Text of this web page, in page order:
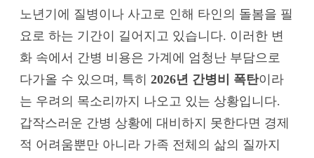
노년기에 질병이나 사고로 인해 타인의 돌봄을 필
요로 하는 기간이 길어지고 있습니다. 이러한 변
화 속에서 간병 비용은 가계에 엄청난 부담으로
다가올 수 있으며, 특히 2026년 간병비 폭탄이라
는 우려의 목소리까지 나오고 있는 상황입니다.
갑작스러운 간병 상황에 대비하지 못한다면 경제
적 어려움뿐만 아니라 가족 전체의 삶의 질까지